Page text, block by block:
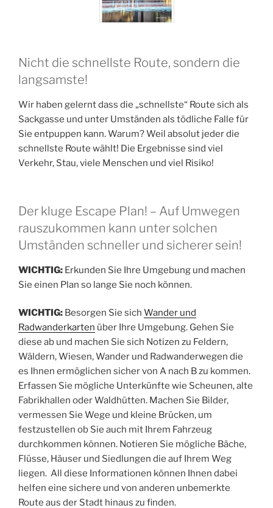
Nicht die schnellste Route, sondern die
langsamste!
Wir haben gelernt dass die „schnellste“ Route sich als
Sackgasse und unter Umständen als tödliche Falle für
Sie entpuppen kann. Warum? Weil absolut jeder die
schnellste Route wählt! Die Ergebnisse sind viel
Verkehr, Stau, viele Menschen und viel Risiko!
Der kluge Escape Plan! – Auf Umwegen
rauszukommen kann unter solchen
Umständen schneller und sicherer sein!
WICHTIG: Erkunden Sie Ihre Umgebung und machen
Sie einen Plan so lange Sie noch können.
WICHTIG: Besorgen Sie sich Wander und
Radwanderkarten über Ihre Umgebung. Gehen Sie
diese ab und machen Sie sich Notizen zu Feldern,
Wäldern, Wiesen, Wander und Radwanderwegen die
es Ihnen ermöglichen sicher von A nach B zu kommen.
Erfassen Sie mögliche Unterkünfte wie Scheunen, alte
Fabrikhallen oder Waldhütten. Machen Sie Bilder,
vermessen Sie Wege und kleine Brücken, um
festzustellen ob Sie auch mit Ihrem Fahrzeug
durchkommen können. Notieren Sie mögliche Bäche,
Flüsse, Häuser und Siedlungen die auf Ihrem Weg
liegen. All diese Informationen können Ihnen dabei
helfen eine sichere und von anderen unbemerkte
Route aus der Stadt hinaus zu finden.